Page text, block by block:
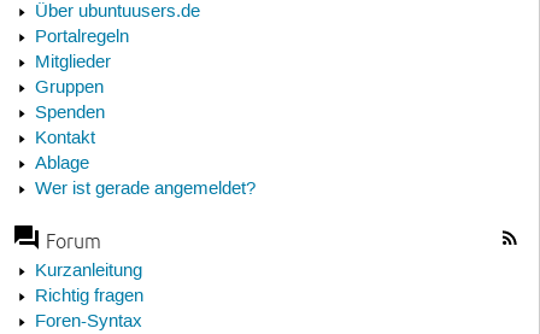
Über ubuntuusers.de
Portalregeln
Mitglieder
Gruppen
Spenden
Kontakt
Ablage
Wer ist gerade angemeldet?
Forum
Kurzanleitung
Richtig fragen
Foren-Syntax